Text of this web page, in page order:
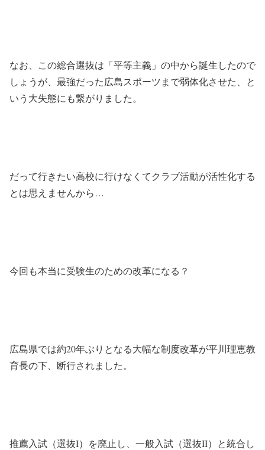
なお、この総合選抜は「平等主義」の中から誕生したので
しょうが、最強だった広島スポーツまで弱体化させた、と
いう大失態にも繋がりました。
だって行きたい高校に行けなくてクラブ活動が活性化する
とは思えませんから…
今回も本当に受験生のための改革になる？
広島県では約20年ぶりとなる大幅な制度改革が平川理恵教
育長の下、断行されました。
推薦入試（選抜I）を廃止し、一般入試（選抜II）と統合し